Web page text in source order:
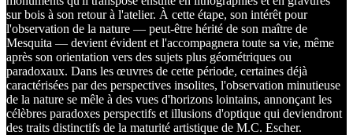
sur bois à son retour à l'atelier. À cette étape, son intérêt pour
l'observation de la nature — peut-être hérité de son maître de
Mesquita — devient évident et l'accompagnera toute sa vie, même
après son orientation vers des sujets plus géométriques ou
paradoxaux. Dans les œuvres de cette période, certaines déjà
caractérisées par des perspectives insolites, l'observation minutieuse
de la nature se mêle à des vues d'horizons lointains, annonçant les
célèbres paradoxes perspectifs et illusions d'optique qui deviendront
des traits distinctifs de la maturité artistique de M.C. Escher.